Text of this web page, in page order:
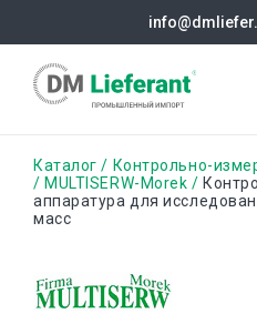
основному
Строка
навигации
Каталог
Контрольно-
MULTISERW-Morek
аппаратура для
масс